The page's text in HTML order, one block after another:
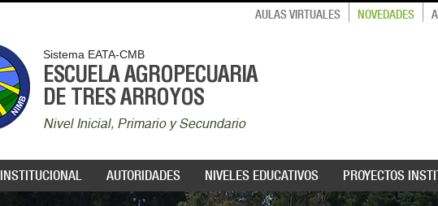
AULAS VIRTUALES NOVEDADES
Sistema EATA-CMB
ESCUELA AGROPECUARIA
DE TRES ARROYOS
Nivel Inicial, Primario y Secundario
INSTITUCIONAL AUTORIDADES NIVELES EDUCATIVOS PROYECTOS